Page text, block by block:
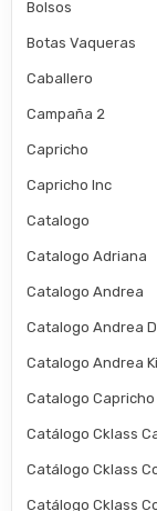
Bolsos
Botas Vaqueras
Caballero
Campaña 2
Capricho
Capricho Inc
Catalogo
Catalogo Adriana
Catalogo Andrea
Catalogo Andrea
Catalogo Andrea
Catalogo Capricho
Catálogo Cklass
Catálogo Cklass
Catálogo Cklass